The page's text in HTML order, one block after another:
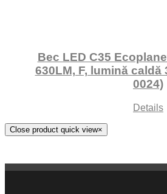
Bec LED C35
630LM, F, lumină caldă
0024)
Details
Close product quick view×